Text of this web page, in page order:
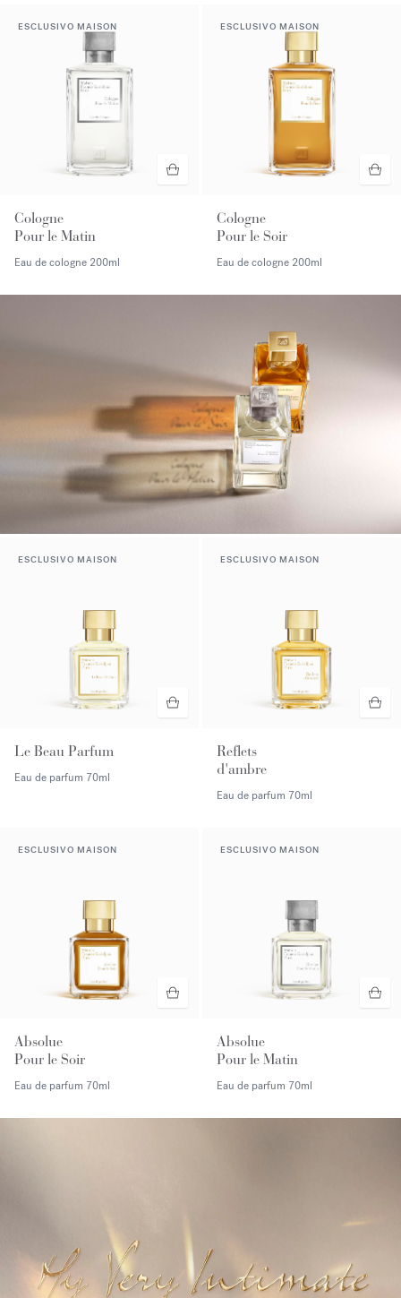
ESCLUSIVO MAISON
Cologne
Pour le Matin
Eau de cologne 200ml
ESCLUSIVO MAISON
Cologne
Pour le Soir
Eau de cologne 200ml
ESCLUSIVO MAISON
Le Beau Parfum
Eau de parfum 70ml
ESCLUSIVO MAISON
Reflets
d'ambre
Eau de parfum 70ml
ESCLUSIVO MAISON
Absolue
Pour le Soir
Eau de parfum 70ml
ESCLUSIVO MAISON
Absolue
Pour le Matin
Eau de parfum 70ml